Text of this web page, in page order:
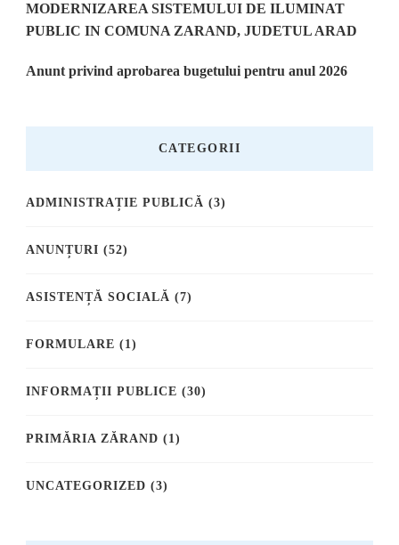
MODERNIZAREA SISTEMULUI DE ILUMINAT
PUBLIC IN COMUNA ZARAND, JUDETUL ARAD
Anunt privind aprobarea bugetului pentru anul 2026
CATEGORII
ADMINISTRAȚIE PUBLICĂ (3)
ANUNȚURI (52)
ASISTENȚĂ SOCIALĂ (7)
FORMULARE (1)
INFORMAȚII PUBLICE (30)
PRIMĂRIA ZĂRAND (1)
UNCATEGORIZED (3)